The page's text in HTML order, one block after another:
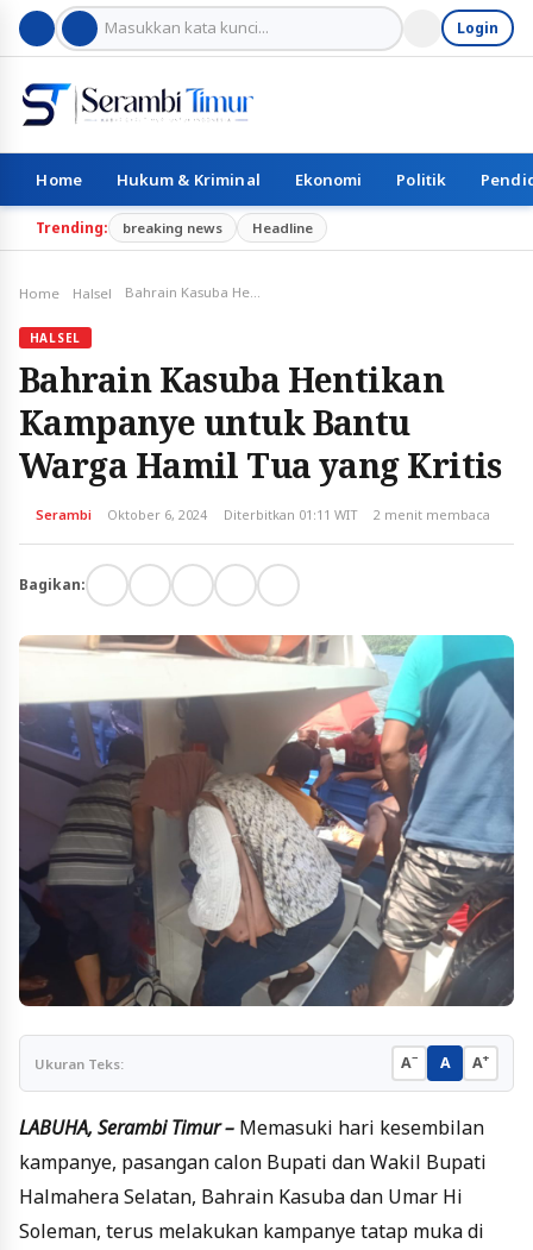
Login
Home Hukum & Kriminal Ekonomi Politik
Trending: breaking news Headline
Home Halsel Bahrain Kasuba Hentikan Kampanye untuk Bantu Warga Hamil Tua yang Kritis
HALSEL
Bahrain Kasuba Hentikan
Kampanye untuk Bantu
Warga Hamil Tua yang Kritis
Serambi Oktober 6, 2024 Diterbitkan 01:11 WIT 2 menit membaca
Bagikan:
Ukuran Teks: A− A A+
LABUHA, Serambi Timur – Memasuki hari kesembilan
kampanye, pasangan calon Bupati dan Wakil Bupati
Halmahera Selatan, Bahrain Kasuba dan Umar Hi
Soleman, terus melakukan kampanye tatap muka di